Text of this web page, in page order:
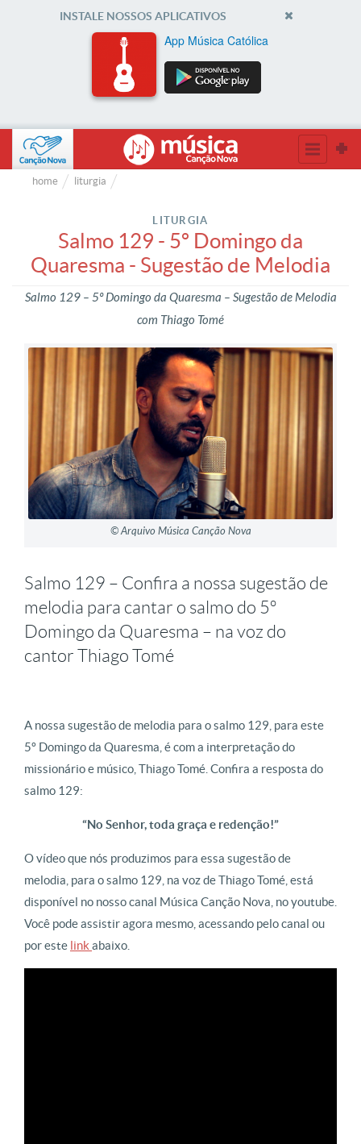
INSTALE NOSSOS APLICATIVOS
App Música Católica
home liturgia
LITURGIA
Salmo 129 - 5º Domingo da
Quaresma - Sugestão de Melodia
Salmo 129 – 5º Domingo da Quaresma – Sugestão de Melodia
com Thiago Tomé
©️ Arquivo Música Canção Nova
Salmo 129 – Confira a nossa sugestão de
melodia para cantar o salmo do 5º
Domingo da Quaresma – na voz do
cantor Thiago Tomé
A nossa sugestão de melodia para o salmo 129, para este
5º Domingo da Quaresma, é com a interpretação do
missionário e músico, Thiago Tomé. Confira a resposta do
salmo 129:
“No Senhor, toda graça e redenção!”
O vídeo que nós produzimos para essa sugestão de
melodia, para o salmo 129, na voz de Thiago Tomé, está
disponível no nosso canal Música Canção Nova, no youtube.
Você pode assistir agora mesmo, acessando pelo canal ou
por este link abaixo.